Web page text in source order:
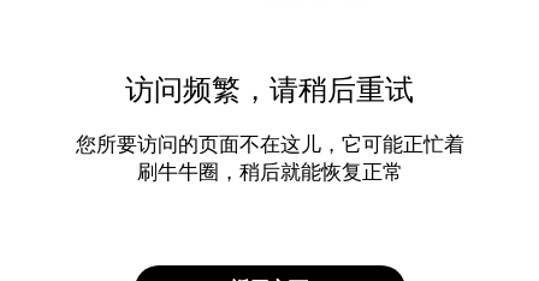
访问频繁，请稍后重试
您所要访问的页面不在这儿，它可能正忙着
刷牛牛圈，稍后就能恢复正常